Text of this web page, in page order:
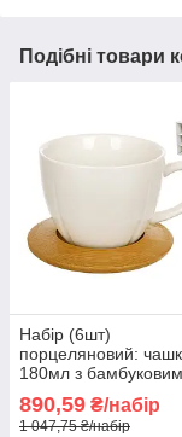
Подібні товари
Набір (6шт)
порцеляновий:
180мл з бамбуковим
блюдцем
890,59 ₴/набір
1 047,75 ₴/набір